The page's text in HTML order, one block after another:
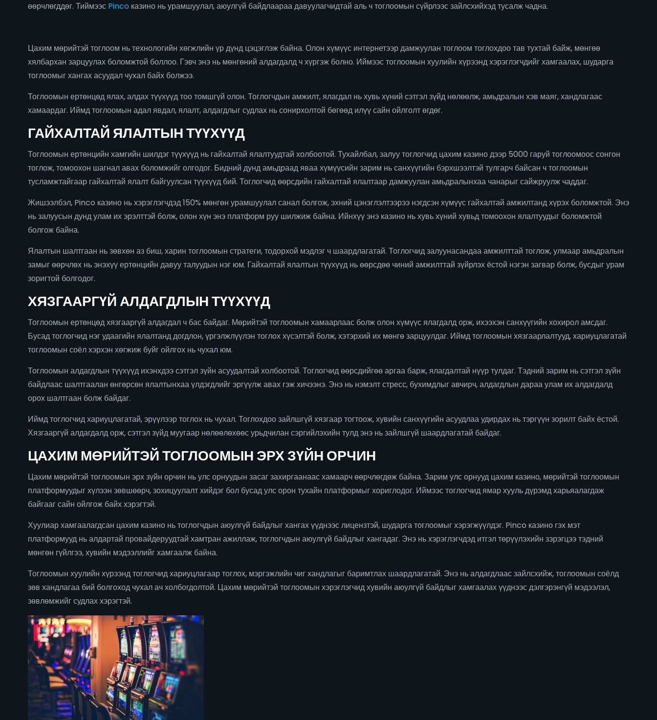
өөрчлөгддөг. Тиймээс Pinco казино нь урамшуулал, аюулгүй байдлаараа давуулагчидтай аль ч тоглоомын сүйрлээс зайлсхийхэд тусалж чадна.
Цахим мөрийтэй тоглоом нь технологийн хөгжлийн үр дүнд цэцэглэж байна. Олон хүмүүс интернетээр дамжуулан тоглоом тоглохдоо тав тухтай байж, мөнгөө
хялбархан зарцуулах боломжтой боллоо. Гэвч энэ нь мөнгөний алдагдалд ч хүргэж болно. Иймээс тоглоомын хуулийн хүрээнд хэрэглэгчдийг хамгаалах, шударга
тоглоомыг хангах асуудал чухал байх болжээ.
Тоглоомын ертөнцөд ялах, алдах түүхүүд тоо томшгүй олон. Тоглогчдын амжилт, ялагдал нь хувь хүний сэтгэл зүйд нөлөөлж, амьдралын хэв маяг, хандлагаас
хамаардаг. Иймд тоглоомын адал явдал, ялалт, алдагдлыг судлах нь сонирхолтой бөгөөд илүү сайн ойлголт өгдөг.
ГАЙХАЛТАЙ ЯЛАЛТЫН ТҮҮХҮҮД
Тоглоомын ертөнцийн хамгийн шилдэг түүхүүд нь гайхалтай ялалтуудтай холбоотой. Тухайлбал, залуу тоглогчид цахим казино дээр 5000 гаруй тоглоомоос сонгон
тоглож, томоохон шагнал авах боломжийг олгодог. Бидний дунд амьдраад яваа хүмүүсийн зарим нь санхүүгийн бэрхшээлтэй тулгарч байсан ч тоглоомын
тусламжтайгаар гайхалтай ялалт байгуулсан түүхүүд бий. Тоглогчид өөрсдийн гайхалтай ялалтаар дамжуулан амьдралынхаа чанарыг сайжруулж чаддаг.
Жишээлбэл, Pinco казино нь хэрэглэгчдэд 150% мөнгөн урамшуулал санал болгож, эхний цэнэглэлтээрээ нэгдсэн хүмүүс гайхалтай амжилтанд хүрэх боломжтой. Энэ
нь залуусын дунд улам их эрэлттэй болж, олон хүн энэ платформ руу шилжиж байна. Ийнхүү энэ казино нь хувь хүний хувьд томоохон ялалтуудыг боломжтой
болгож байна.
Ялалтын шалтгаан нь зөвхөн аз биш, харин тоглоомын стратеги, тодорхой мэдлэг ч шаардлагатай. Тоглогчид залуунасандаа амжилттай тоглож, улмаар амьдралын
замыг өөрчлөх нь энэхүү ертөнцийн давуу талуудын нэг юм. Гайхалтай ялалтын түүхүүд нь өөрсдөө чиний амжилттай зүйрлэх ёстой нэгэн загвар болж, бусдыг урам
зоригтой болгодог.
ХЯЗГААРГҮЙ АЛДАГДЛЫН ТҮҮХҮҮД
Тоглоомын ертөнцөд хязгааргүй алдагдал ч бас байдаг. Мөрийтэй тоглоомын хамаарлаас болж олон хүмүүс ялагдалд орж, ихээхэн санхүүгийн хохирол амсдаг.
Бусад тоглогчид нэг удаагийн ялалтанд догдлон, үргэлжлүүлэн тоглох хүсэлтэй болж, хэтэрхий их мөнгө зарцуулдаг. Иймд тоглоомын хязгаарлалтууд, хариуцлагатай
тоглоомын соёл хэрхэн хөгжиж буйг ойлгох нь чухал юм.
Тоглоомын алдагдлын түүхүүд ихэнхдээ сэтгэл зүйн асуудалтай холбоотой. Тоглогчид өөрсдийгөө аргаа барж, ялагдалтай нүүр тулдаг. Тэдний зарим нь сэтгэл зүйн
байдлаас шалтгаалан өнгөрсөн ялалтынхаа үлдэгдлийг эргүүлж авах гэж хичээнэ. Энэ нь нэмэлт стресс, бухимдлыг авчирч, алдагдлын дараа улам их алдагдалд
орох шалтгаан болж байдаг.
Иймд тоглогчид хариуцлагатай, эрүүлээр тоглох нь чухал. Тоглохдоо зайлшгүй хязгаар тогтоож, хувийн санхүүгийн асуудлаа удирдах нь тэргүүн зорилт байх ёстой.
Хязгааргүй алдагдалд орж, сэтгэл зүйд муугаар нөлөөлөхөөс урьдчилан сэргийлэхийн тулд энэ нь зайлшгүй шаардлагатай байдаг.
ЦАХИМ МӨРИЙТЭЙ ТОГЛООМЫН ЭРХ ЗҮЙН ОРЧИН
Цахим мөрийтэй тоглоомын эрх зүйн орчин нь улс орнуудын засаг захиргаанаас хамаарч өөрчлөгдөж байна. Зарим улс орнууд цахим казино, мөрийтэй тоглоомын
платформуудыг хүлээн зөвшөөрч, зохицуулалт хийдэг бол бусад улс орон тухайн платформыг хориглодог. Иймээс тоглогчид ямар хууль дүрэмд харьяалагдаж
байгааг сайн ойлгож байх хэрэгтэй.
Хуулиар хамгаалагдсан цахим казино нь тоглогчдын аюулгүй байдлыг хангах үүднээс лицензтэй, шударга тоглоомыг хэрэгжүүлдэг. Pinco казино гэх мэт
платформууд нь алдартай провайдеруудтай хамтран ажиллаж, тоглогчдын аюулгүй байдлыг хангадаг. Энэ нь хэрэглэгчдэд итгэл төрүүлэхийн зэрэгцээ тэдний
мөнгөн гүйлгээ, хувийн мэдээллийг хамгаалж байна.
Тоглоомын хуулийн хүрээнд тоглогчид хариуцлагаар тоглох, мэргэжлийн чиг хандлагыг баримтлах шаардлагатай. Энэ нь алдагдлаас зайлсхийж, тоглоомын соёлд
зөв хандлагаа бий болгоход чухал ач холбогдолтой. Цахим мөрийтэй тоглоомын хэрэглэгчид хувийн аюулгүй байдлыг хамгаалах үүднээс дэлгэрэнгүй мэдээлэл,
зөвлөмжийг судлах хэрэгтэй.